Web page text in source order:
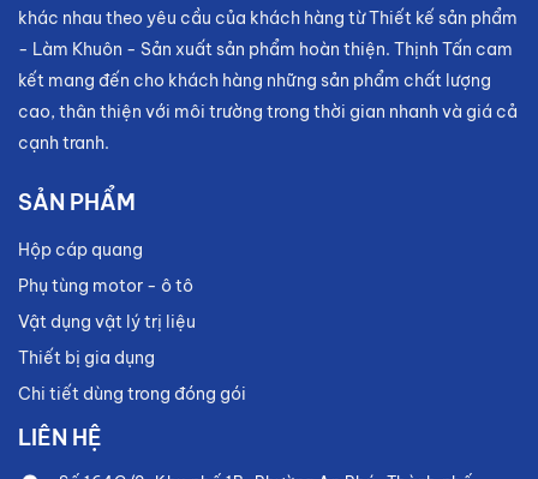
khác nhau theo yêu cầu của khách hàng từ Thiết kế sản phẩm
- Làm Khuôn - Sản xuất sản phẩm hoàn thiện. Thịnh Tấn cam
kết mang đến cho khách hàng những sản phẩm chất lượng
cao, thân thiện với môi trường trong thời gian nhanh và giá cả
cạnh tranh.
SẢN PHẨM
Hộp cáp quang
Phụ tùng motor - ô tô
Vật dụng vật lý trị liệu
Thiết bị gia dụng
Chi tiết dùng trong đóng gói
LIÊN HỆ